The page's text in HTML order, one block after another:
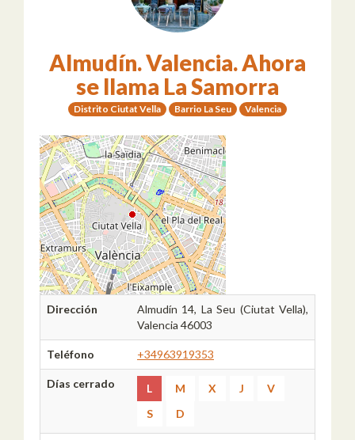
Almudín. Valencia. Ahora
se llama La Samorra
Distrito Ciutat Vella Barrio La Seu Valencia
Dirección
Almudín 14, La Seu (Ciutat Vella),
Valencia 46003
Teléfono +34963919353
Días cerrado L M X J
V
S
D